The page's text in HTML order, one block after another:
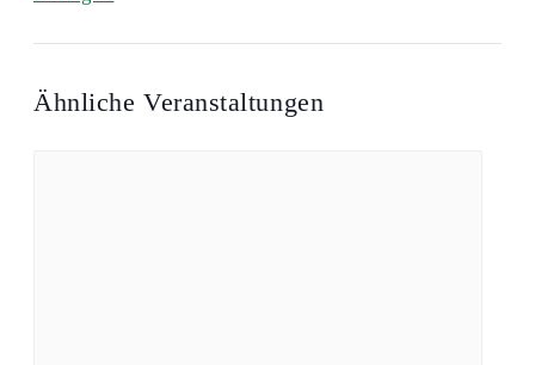
Ähnliche Veranstaltungen